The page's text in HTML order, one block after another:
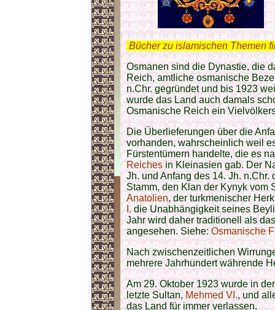
Bücher zu islamischen Themen
Osmanen sind die Dynastie, die
Reich, amtliche osmanische
n.Chr. gegründet und bis 1923
wurde das Land auch damals
Osmanische Reich ein
Die Überlieferungen über die
vorhanden, wahrscheinlich weil
Fürstentümern handelte, die es
Reichesin Kleinasien gab. Der
Jh. und Anfang des 14. Jh.
Stamm, den Klan der Kynyk vom
Anatolien, der turkmenischer
I.die Unabhängigkeit seines
Jahr wird daher traditionell als
angesehen. Siehe:Osmanische
Nach zwischenzeitlichen
mehrere Jahrhundert währende
Am 29. Oktober 1923 wurde in
letzte Sultan,Mehmed VI., und
das Land für immer verlassen.